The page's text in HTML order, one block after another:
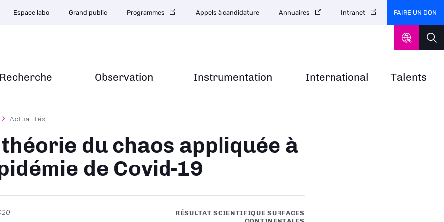
Recherche Observation Instrumentation International Talents
Espace labo Grand public Programmes Appels à candidature Annuaires Intranet FAIRE UN DON
Actualités
théorie du chaos appliquée à
de Covid-19
RÉSULTAT SCIENTIFIQUE SURFACES